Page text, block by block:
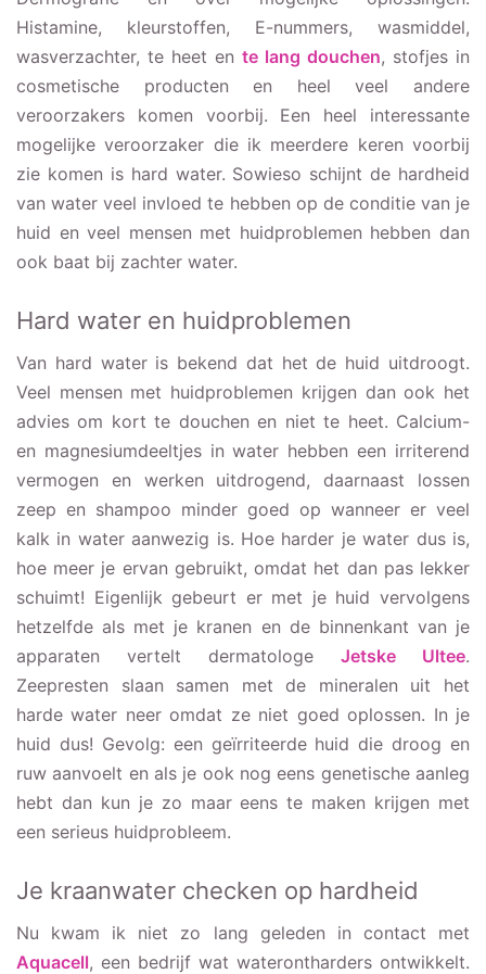
Histamine, kleurstoffen, E-nummers, wasmiddel,
wasverzachter, te heet en te lang douchen, stofjes in
cosmetische producten en heel veel andere
veroorzakers komen voorbij. Een heel interessante
mogelijke veroorzaker die ik meerdere keren voorbij
zie komen is hard water. Sowieso schijnt de hardheid
van water veel invloed te hebben op de conditie van je
huid en veel mensen met huidproblemen hebben dan
ook baat bij zachter water.
Hard water en huidproblemen
Van hard water is bekend dat het de huid uitdroogt.
Veel mensen met huidproblemen krijgen dan ook het
advies om kort te douchen en niet te heet. Calcium-
en magnesiumdeeltjes in water hebben een irriterend
vermogen en werken uitdrogend, daarnaast lossen
zeep en shampoo minder goed op wanneer er veel
kalk in water aanwezig is. Hoe harder je water dus is,
hoe meer je ervan gebruikt, omdat het dan pas lekker
schuimt! Eigenlijk gebeurt er met je huid vervolgens
hetzelfde als met je kranen en de binnenkant van je
apparaten vertelt dermatologe Jetske Ultee.
Zeepresten slaan samen met de mineralen uit het
harde water neer omdat ze niet goed oplossen. In je
huid dus! Gevolg: een geïrriteerde huid die droog en
ruw aanvoelt en als je ook nog eens genetische aanleg
hebt dan kun je zo maar eens te maken krijgen met
een serieus huidprobleem.
Je kraanwater checken op hardheid
Nu kwam ik niet zo lang geleden in contact met
Aquacell, een bedrijf wat waterontharders ontwikkelt.